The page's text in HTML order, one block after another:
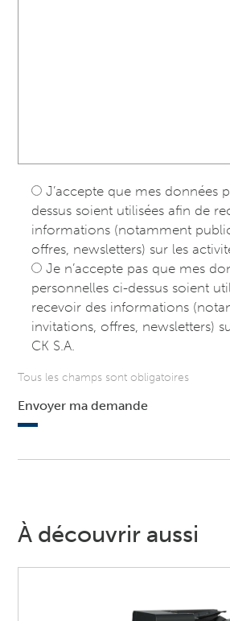
J’accepte que mes données
dessus soient utilisées afin de
informations (notamment
offres, newsletters) sur les
Je n’accepte pas que mes
personnelles ci-dessus soient
recevoir des informations
invitations, offres, newsletters)
CK S.A.
Tous les champs sont obligatoires
Envoyer ma demande
À découvrir aussi